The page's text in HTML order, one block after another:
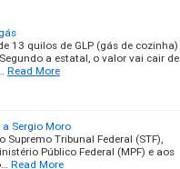
13 quilos de GLP (gás de cozinha)
a estatal, o valor vai cair de
Read More
a Sergio Moro
Tribunal Federal (STF),
Público Federal (MPF) e aos
Read More